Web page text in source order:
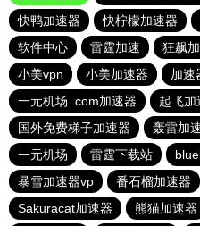
快鸭加速器
快柠檬加速器
软件中心
雷霆加速 狂飙
小美vpn
小美加速器
加速
一元机场. com加速器
起飞加
国外免费梯子加速器
轰雷加
一元机场
雷霆下载站
暴雪加速器vp
番石榴加速器
Sakuracat加速器
熊猫加速器